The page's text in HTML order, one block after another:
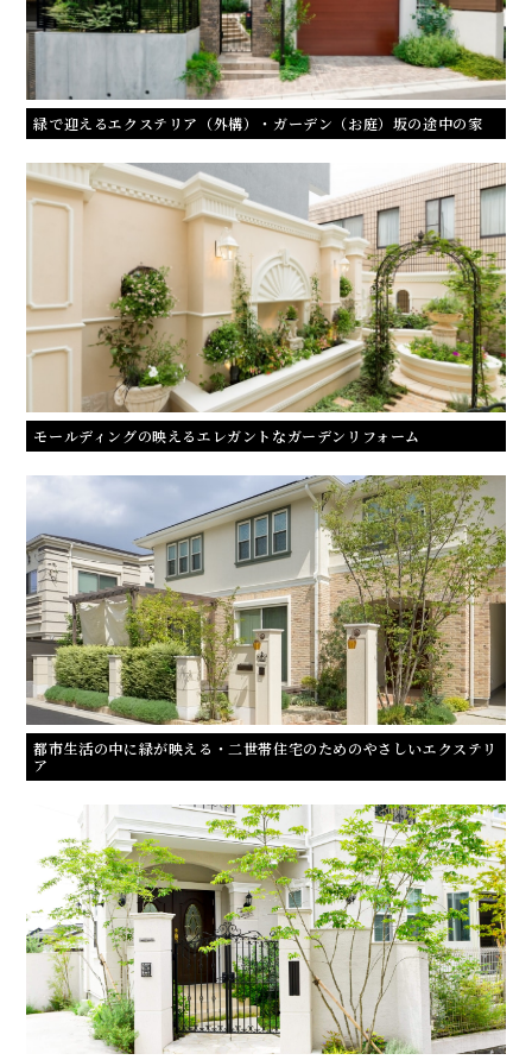
緑で迎えるエクステリア（外構）・ガーデン（お庭）坂の途中の家
モールディングの映えるエレガントなガーデンリフォーム
都市生活の中に緑が映える・二世帯住宅のためのやさしいエクステリ
ア